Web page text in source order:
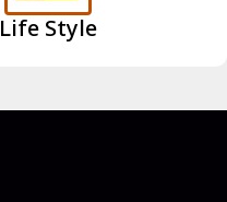
Life Style